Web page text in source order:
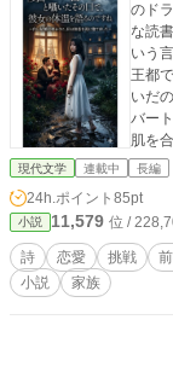
のド
な読書体験を
いう言
王都
いだ
バートだった。 誰もが
肌を
た。
番だ」と囁
寂と
ない
うに生々し
が泥
室を
現代文学 連載中 長編
24h.ポイント 85pt
小説 11,579 位 /
詩 恋愛 挑戦
小説
家族